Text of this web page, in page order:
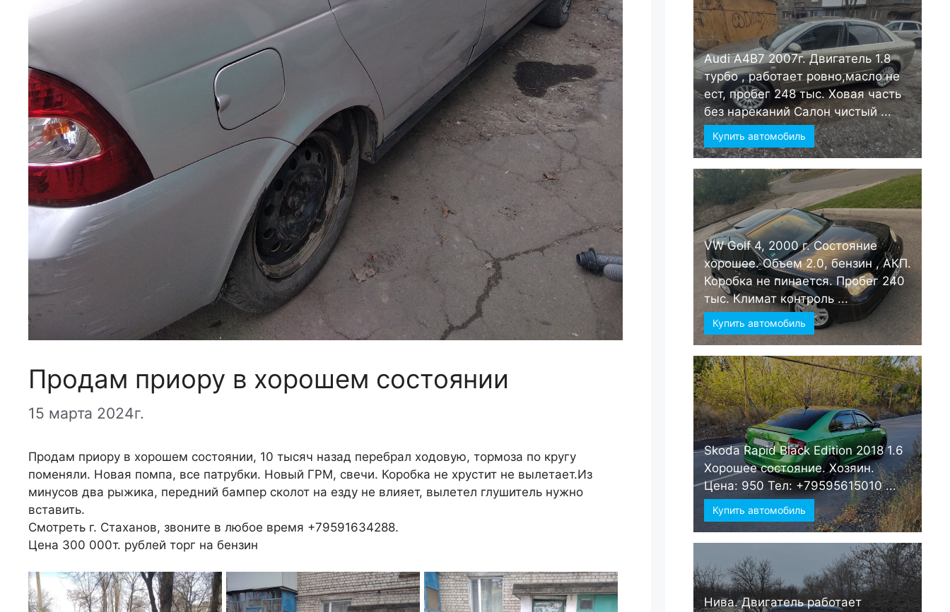
Продам приору в хорошем состоянии
15 марта 2024г.
Продам приору в хорошем состоянии, 10 тысяч назад перебрал ходовую, тормоза по кругу
поменяли. Новая помпа, все патрубки. Новый ГРМ, свечи. Коробка не хрустит не вылетает.Из
минусов два рыжика, передний бампер сколот на езду не влияет, вылетел глушитель нужно
вставить.
Смотреть г. Стаханов, звоните в любое время +79591634288.
Цена 300 000т. рублей торг на бензин
Audi А4B7 2007г. Двигатель 1.8
турбо , работает ровно,масло не
ест, пробег 248 тыс. Ховая часть
без нареканий Салон чистый ...
Купить автомобиль
VW Golf 4, 2000 г. Состояние
хорошее. Объем 2.0, бензин , АКП.
Коробка не пинается. Пробег 240
тыс. Климат контроль ...
Купить автомобиль
Skoda Rapid Black Edition 2018 1.6
Хорошее состояние. Хозяин.
Цена: 950 Тел: +79595615010 ...
Купить автомобиль
Нива. Двигатель работает